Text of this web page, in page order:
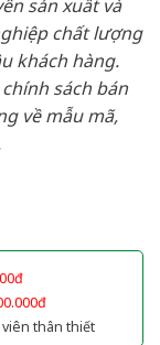
sản xuất và
chất lượng
khách hàng.
sách bán
về mẫu mã,
thân thiết